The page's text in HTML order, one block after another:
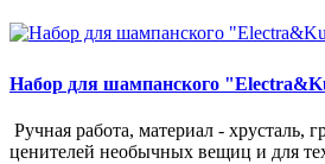
Набор для шампанского
Ручная работа, материал - хрусталь,
ценителей необычных вещиц и для